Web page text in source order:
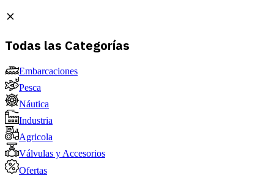
Todas las Categorías
Embarcaciones
Pesca
Náutica
Industria
Agricola
Válvulas y Accesorios
Ofertas